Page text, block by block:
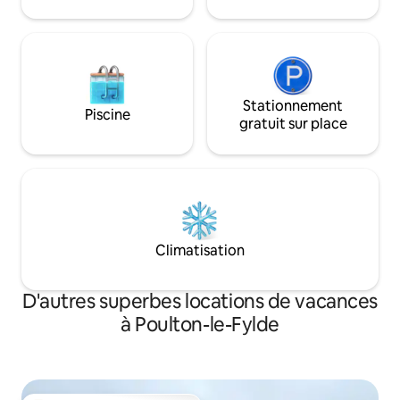
la région.
Piscine
Stationnement
gratuit sur place
Climatisation
D'autres superbes locations de vacances
à Poulton-le-Fylde